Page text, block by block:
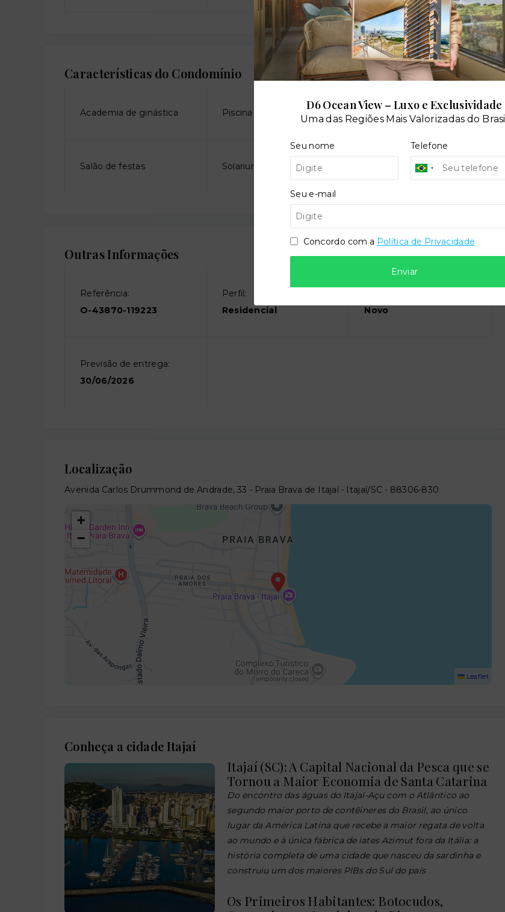
Características do Condomínio
Academia de ginástica Piscina adulto Sala de jogos
Salão de festas Solarium
Outras Informações
Referência:
O-43870-119223
Perfil:
Residencial
Novo
Previsão de entrega:
30/06/2026
Localização
Avenida Carlos Drummond de Andrade, 33 - Praia Brava de Itajaí - Itajaí/SC - 88306-830
+
−
Leaflet
Conheça a cidade Itajaí
Itajaí (SC): A Capital Nacional da Pesca que se
Tornou a Maior Economia de Santa Catarina
Do encontro das águas do Itajaí-Açu com o Atlântico ao
segundo maior porto de contêineres do Brasil, ao único
lugar da América Latina que recebe a maior regata de volta
ao mundo e à única fábrica de iates Azimut fora da Itália: a
história completa de uma cidade que nasceu da sardinha e
construiu um dos maiores PIBs do Sul do país
Os Primeiros Habitantes: Botocudos,
D6 Ocean View – Luxo e Exclusividade
Uma das Regiões Mais Valorizadas do Brasil
Seu nome Telefone
Seu e-mail
Concordo com a Política de Privacidade
Enviar